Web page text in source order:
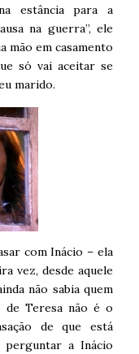
estância para a
na guerra”, ele
mão em casamento
só vai aceitar se
marido.
com Inácio – ela
vez, desde aquele
não sabia quem
de Teresa não é o
de que está
a Inácio